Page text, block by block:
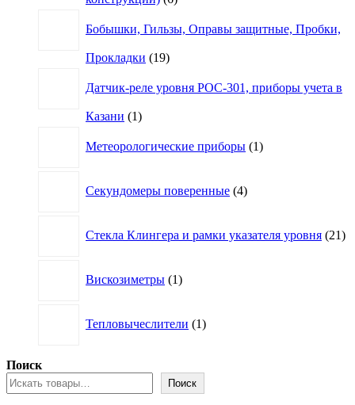
Бобышки, Гильзы, Оправы защитные, Пробки,
Прокладки 1919
Датчик-реле уровня РОС-301, приборы учета в
Казани 11
Метеорологические приборы 1товар
Секундомеры поверенные 4товара
Стекла Клингера и рамки указателя уровня 21
Вискозиметры 1товар
Тепловычеслители 1товар
Поиск
Поиск